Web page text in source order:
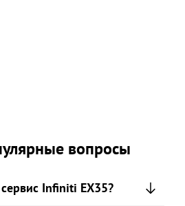
вопросы
Infiniti EX35?